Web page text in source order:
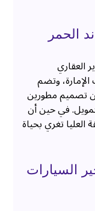
الحمر
العقاري
وتضم
تصميم مطورين
في حين أن
تغري بحياة
السيارات